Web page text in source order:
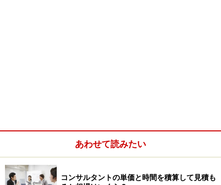
あわせて読みたい
コンサルタントの単価と時間を積算して見積も